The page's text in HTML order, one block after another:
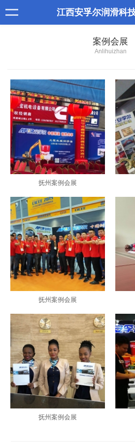
江西安孚尔润滑科
案例会展
Anlihuizhan
抚州案例会展
抚州案例会展
抚州案例会展